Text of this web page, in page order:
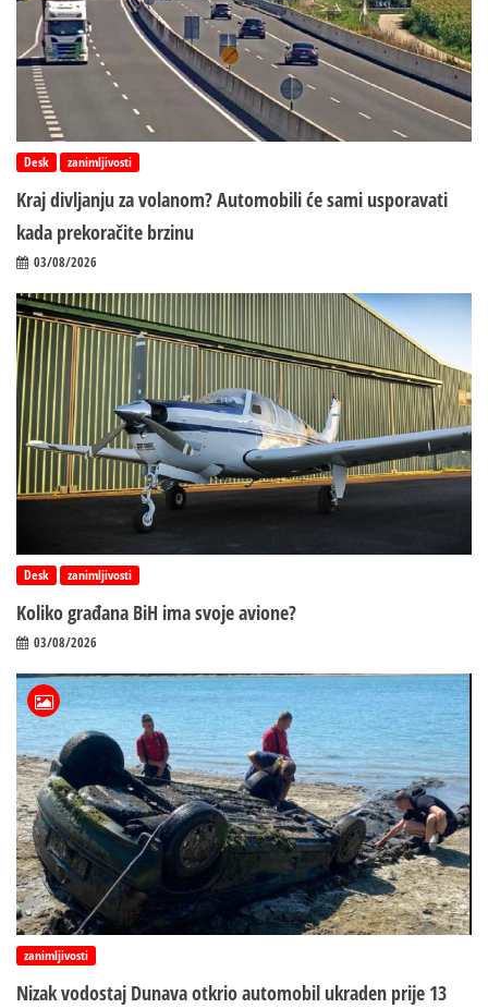
Desk zanimljivosti
Kraj divljanju za volanom? Automobili će sami usporavati
kada prekoračite brzinu
03/08/2026
Desk zanimljivosti
Koliko građana BiH ima svoje avione?
03/08/2026
zanimljivosti
Nizak vodostaj Dunava otkrio automobil ukraden prije 13